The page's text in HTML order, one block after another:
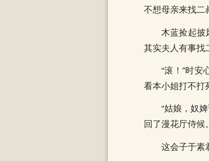
不想母亲来找
木蓝捡起披
其实夫人有事
“滚！”时安
看本小姐打不打
“姑娘，奴
回了漫花厅侍候。
这会子于素